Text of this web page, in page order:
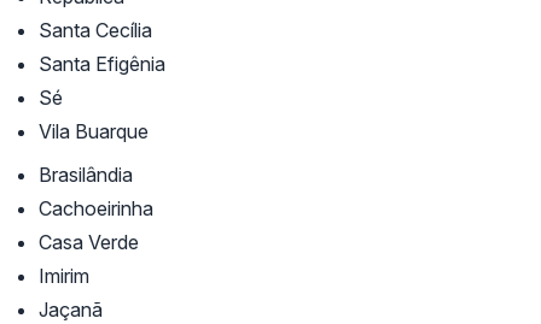
Santa Cecília
Santa Efigênia
Sé
Vila Buarque
Brasilândia
Cachoeirinha
Casa Verde
Imirim
Jaçanã